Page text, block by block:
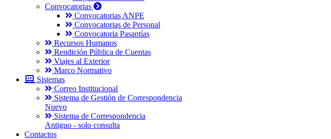
Convocatorias
Convocatorias ANPE
Convocatorias de Personal
Convocatoria Pasantías
Recursos Humanos
Rendición Pública de Cuentas
Viajes al Exterior
Marco Normativo
Sistemas
Correo Institucional
Sistema de Gestión de Correspondencia
Nuevo
Sistema de Correspondencia
Antiguo - solo consulta
Contactos